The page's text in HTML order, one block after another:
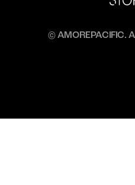
© AMOREPACIFIC.